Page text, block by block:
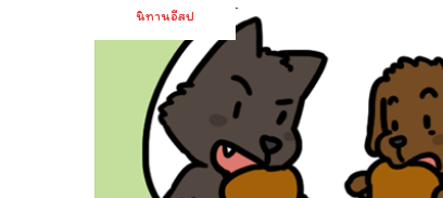
นิทานอีสป